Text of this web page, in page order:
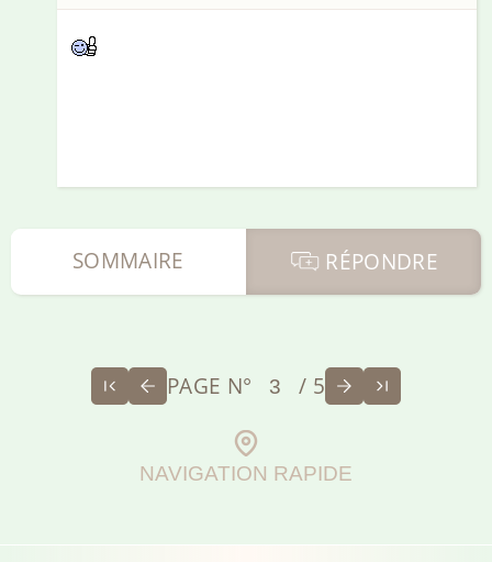
RÉPONDRE
SOMMAIRE
PAGE N° / 5
NAVIGATION RAPIDE